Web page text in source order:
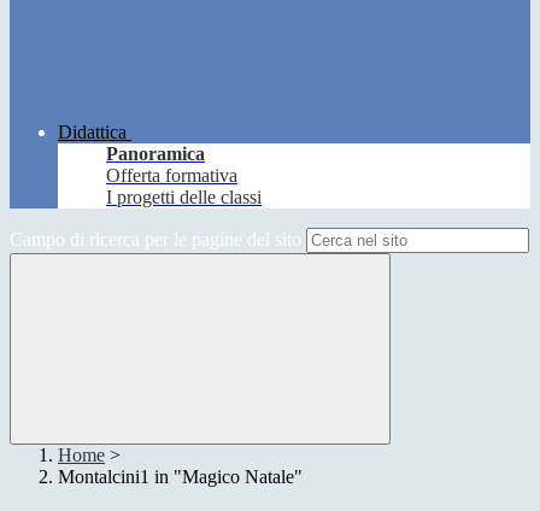
Didattica
Panoramica
Offerta formativa
I progetti delle classi
Campo di ricerca per le pagine del sito
Home >
Montalcini1 in "Magico Natale"